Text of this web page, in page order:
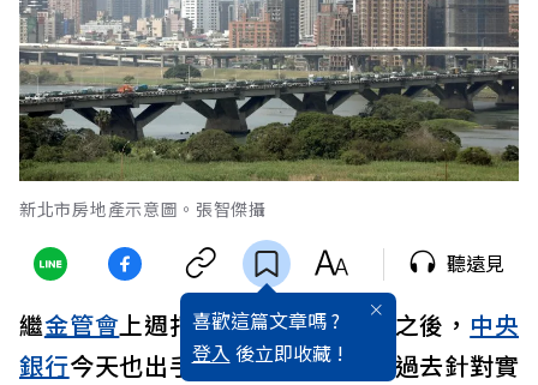
新北市房地產示意圖。張智傑攝
喜歡這篇文章嗎 ?
登入 後立即收藏 !
聽遠見
繼金管會上週打開「房貸水龍頭」之後， 中央
銀行今天也出手鬆綁換屋族限制，過去針對實